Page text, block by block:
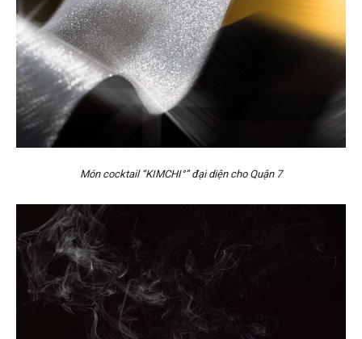
Món cocktail “KIMCHI°” đại diện cho Quận 7